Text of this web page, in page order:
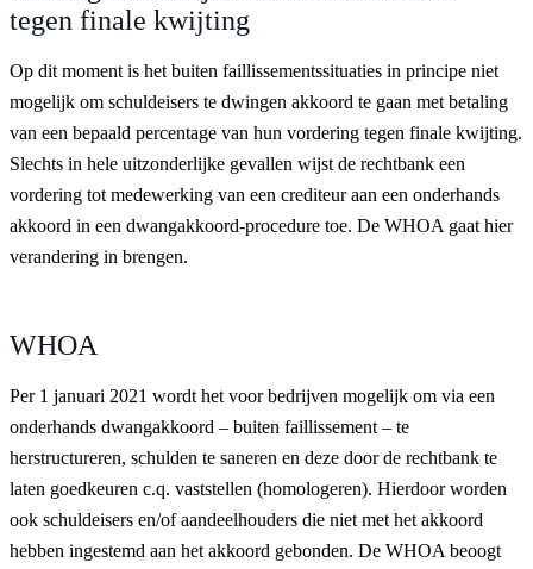
tegen finale kwijting
Op dit moment is het buiten faillissementssituaties in principe niet
mogelijk om schuldeisers te dwingen akkoord te gaan met betaling
van een bepaald percentage van hun vordering tegen finale kwijting.
Slechts in hele uitzonderlijke gevallen wijst de rechtbank een
vordering tot medewerking van een crediteur aan een onderhands
akkoord in een dwangakkoord-procedure toe. De WHOA gaat hier
verandering in brengen.
WHOA
Per 1 januari 2021 wordt het voor bedrijven mogelijk om via een
onderhands dwangakkoord – buiten faillissement – te
herstructureren, schulden te saneren en deze door de rechtbank te
laten goedkeuren c.q. vaststellen (homologeren). Hierdoor worden
ook schuldeisers en/of aandeelhouders die niet met het akkoord
hebben ingestemd aan het akkoord gebonden. De WHOA beoogt